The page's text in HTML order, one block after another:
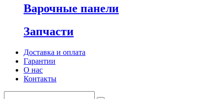
Варочные панели
Запчасти
Доставка и оплата
Гарантии
О нас
Контакты